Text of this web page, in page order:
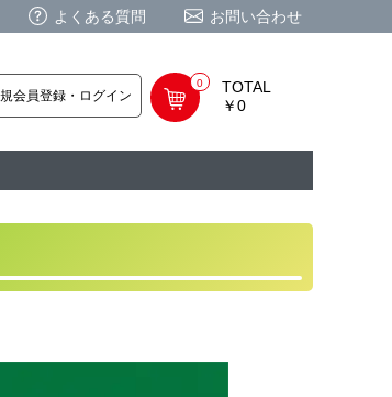
よくある質問 お問い合わせ
会員登録・ログイン
0
TOTAL
￥0